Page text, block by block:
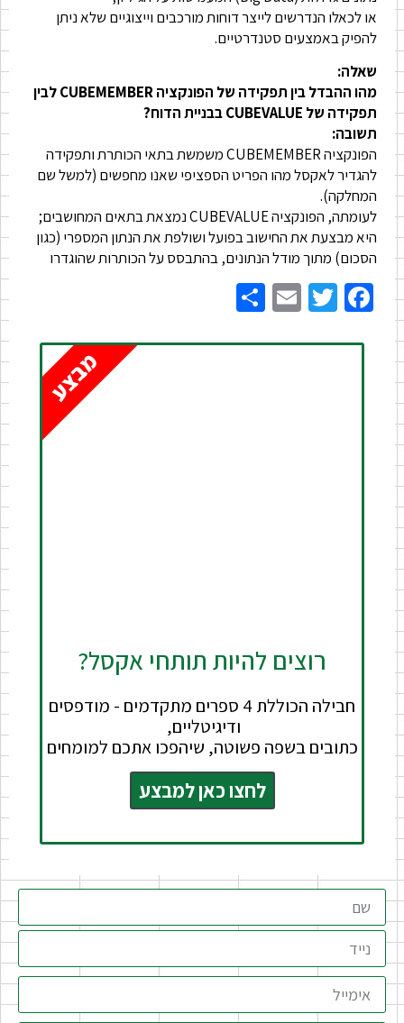
או לכאלו הנדרשים לייצר דוחות מורכבים וייצוגיים שלא ניתן
להפיק באמצעים סטנדרטיים.
שאלה:
מהו ההבדל בין תפקידה של הפונקציה CUBEMEMBER לבין
תפקידה של CUBEVALUE בבניית הדוח?
תשובה:
הפונקציה CUBEMEMBER משמשת בתאי הכותרת ותפקידה
להגדיר לאקסל מהו הפריט הספציפי שאנו מחפשים (למשל שם
המחלקה).
לעומתה, הפונקציה CUBEVALUE נמצאת בתאים המחושבים;
היא מבצעת את החישוב בפועל ושולפת את הנתון המספרי (כגון
הסכום) מתוך מודל הנתונים, בהתבסס על הכותרות שהוגדרו
Facebook
Twitter
Email
רוצים להיות תותחי אקסל?
חבילה הכוללת 4 ספרים מתקדמים - מודפסים
ודיגיטליים,
כתובים בשפה פשוטה, שיהפכו אתכם למומחים
לחצו כאן למבצע
מבצע